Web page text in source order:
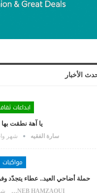
الأخبار
ابداعات
يا آهة نطقت بها
سارة الفقيه شهر
مواكبات
حملة أضاحي العيد.. عطاء يتجدّد
ZAYNEB HAMZAOUI